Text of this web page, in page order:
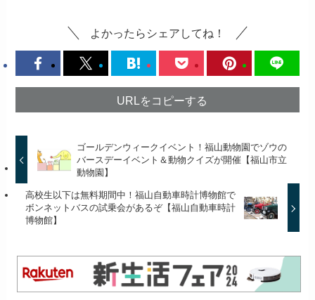
よかったらシェアしてね！
URLをコピーする
ゴールデンウィークイベント！福山動物園でゾウの
バースデーイベント＆動物クイズが開催【福山市立
動物園】
高校生以下は無料期間中！福山自動車時計博物館で
ボンネットバスの試乗会があるぞ【福山自動車時計
博物館】